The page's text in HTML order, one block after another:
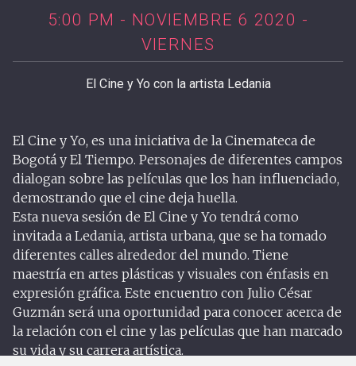
5:00 PM - NOVIEMBRE 6 2020 -
VIERNES
El Cine y Yo con la artista Ledania
El Cine y Yo, es una iniciativa de la Cinemateca de
Bogotá y El Tiempo. Personajes de diferentes campos
dialogan sobre las películas que los han influenciado,
demostrando que el cine deja huella.
Esta nueva sesión de El Cine y Yo tendrá como
invitada a Ledania, artista urbana, que se ha tomado
diferentes calles alrededor del mundo. Tiene
maestría en artes plásticas y visuales con énfasis en
expresión gráfica. Este encuentro con Julio César
Guzmán será una oportunidad para conocer acerca de
la relación con el cine y las películas que han marcado
su vida y su carrera artística.